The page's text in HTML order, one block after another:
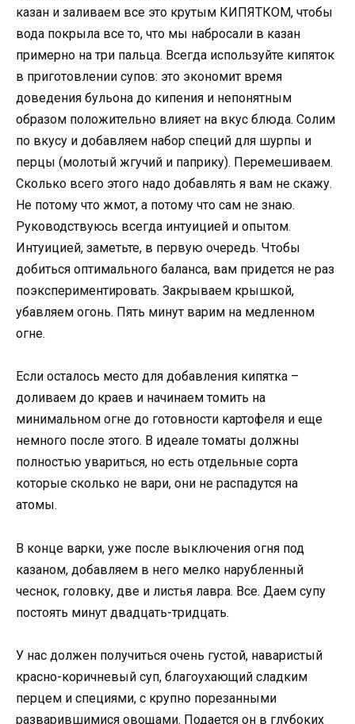
казан и заливаем все это крутым КИПЯТКОМ, чтобы
вода покрыла все то, что мы набросали в казан
примерно на три пальца. Всегда используйте кипяток
в приготовлении супов: это экономит время
доведения бульона до кипения и непонятным
образом положительно влияет на вкус блюда. Солим
по вкусу и добавляем набор специй для шурпы и
перцы (молотый жгучий и паприку). Перемешиваем.
Сколько всего этого надо добавлять я вам не скажу.
Не потому что жмот, а потому что сам не знаю.
Руководствуюсь всегда интуицией и опытом.
Интуицией, заметьте, в первую очередь. Чтобы
добиться оптимального баланса, вам придется не раз
поэкспериментировать. Закрываем крышкой,
убавляем огонь. Пять минут варим на медленном
огне.
Если осталось место для добавления кипятка –
доливаем до краев и начинаем томить на
минимальном огне до готовности картофеля и еще
немного после этого. В идеале томаты должны
полностью увариться, но есть отдельные сорта
которые сколько не вари, они не распадутся на
атомы.
В конце варки, уже после выключения огня под
казаном, добавляем в него мелко нарубленный
чеснок, головку, две и листья лавра. Все. Даем супу
постоять минут двадцать-тридцать.
У нас должен получиться очень густой, наваристый
красно-коричневый суп, благоухающий сладким
перцем и специями, с крупно порезанными
разварившимися овощами. Подается он в глубоких